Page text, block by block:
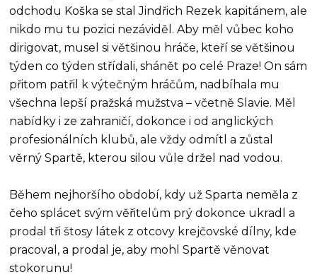
odchodu Koška se stal Jindřich Rezek kapitánem, ale
nikdo mu tu pozici nezáviděl. Aby měl vůbec koho
dirigovat, musel si většinou hráče, kteří se většinou
týden co týden střídali, shánět po celé Praze! On sám
přitom patřil k výtečným hráčům, nadbíhala mu
všechna lepší pražská mužstva – včetně Slavie. Měl
nabídky i ze zahraničí, dokonce i od anglických
profesionálních klubů, ale vždy odmítl a zůstal
věrný Spartě, kterou silou vůle držel nad vodou.
Během nejhoršího období, kdy už Sparta neměla z
čeho splácet svým věřitelům prý dokonce ukradl a
prodal tři štosy látek z otcovy krejčovské dílny, kde
pracoval, a prodal je, aby mohl Spartě věnovat
stokorunu!